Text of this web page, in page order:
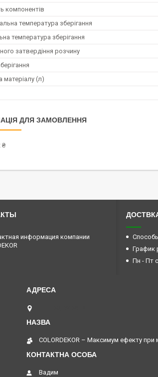
компонентів
температура зберігання
температура зберігання
затвердіння розчину
матеріалу (л)
ДЛЯ ЗАМОВЛЕННЯ
₴
информация компании
График
Пн - Пт
COLORDEKOR – Максимум ефекту при
Вадим